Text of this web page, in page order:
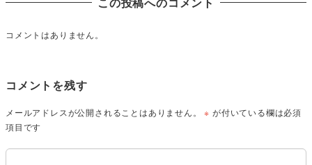
コメントはありません。
コメントを残す
メールアドレスが公開されることはありません。 ※ が付いている欄は必須
項目です